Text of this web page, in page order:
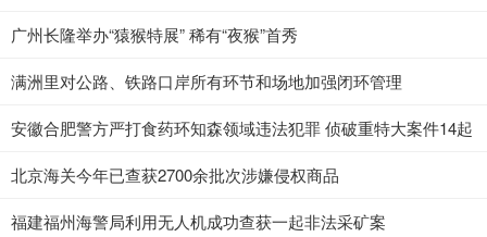
广州长隆举办“猿猴特展” 稀有“夜猴”首秀
满洲里对公路、铁路口岸所有环节和场地加强闭环管理
安徽合肥警方严打食药环知森领域违法犯罪 侦破重特大案件14起
北京海关今年已查获2700余批次涉嫌侵权商品
福建福州海警局利用无人机成功查获一起非法采矿案